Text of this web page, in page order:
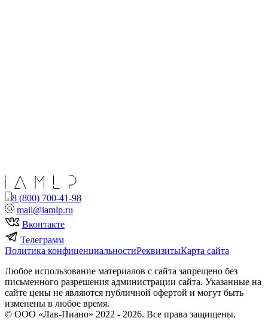
8 (800) 700-41-98
mail@iamlp.ru
Вконтакте
Телеграмм
Политика конфиценциальностиРеквизитыКарта сайта
Любое использование материалов с сайта запрещено без
письменного разрешения администрации сайта. Указанные на
сайте цены не являются публичной офертой и могут быть
изменены в любое время.
© ООО «Лав-Пиано» 2022 - 2026. Все права защищены.